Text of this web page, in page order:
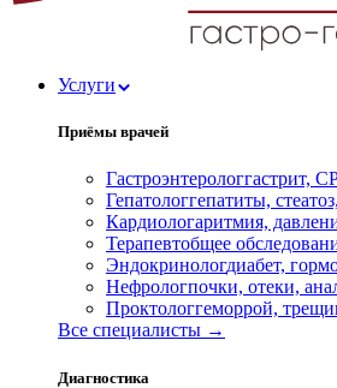
Услуги
Приёмы врачей
Гастроэнтерологгастрит,
Гепатологгепатиты,
Кардиологаритмия,
Терапевтобщее
Эндокринологдиабет,
Нефрологпочки, отеки,
Проктологгеморрой,
Все специалисты →
Диагностика